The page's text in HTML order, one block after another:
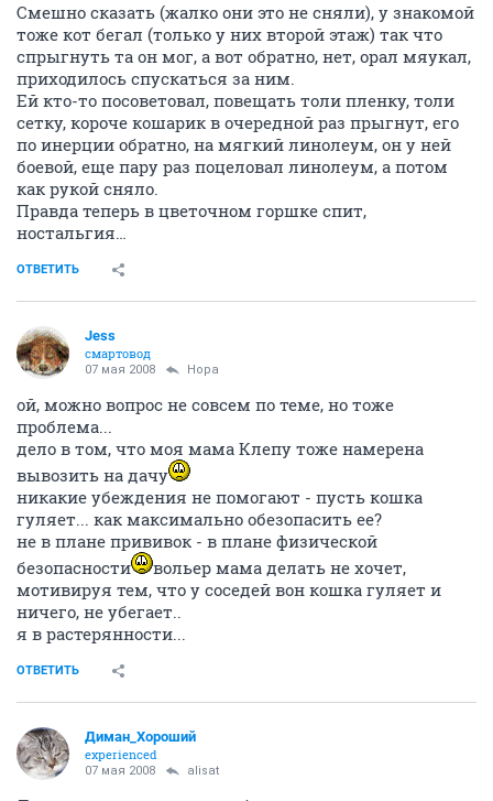
Смешно сказать (жалко они это не сняли), у знакомой
тоже кот бегал (только у них второй этаж) так что
спрыгнуть та он мог, а вот обратно, нет, орал мяукал,
приходилось спускаться за ним.
Ей кто-то посоветовал, повещать толи пленку, толи
сетку, короче кошарик в очередной раз прыгнут, его
по инерции обратно, на мягкий линолеум, он у ней
боевой, еще пару раз поцеловал линолеум, а потом
как рукой сняло.
Правда теперь в цветочном горшке спит,
ностальгия…
ОТВЕТИТЬ
Jess
смартовод
07 мая 2008 Нора
ой, можно вопрос не совсем по теме, но тоже
проблема...
дело в том, что моя мама Клепу тоже намерена
вывозить на дачу
никакие убеждения не помогают - пусть кошка
гуляет... как максимально обезопасить ее?
не в плане прививок - в плане физической
безопасности
вольер мама делать не хочет,
мотивируя тем, что у соседей вон кошка гуляет и
ничего, не убегает..
я в растерянности...
ОТВЕТИТЬ
Диман_Хороший
experienced
07 мая 2008 alisat